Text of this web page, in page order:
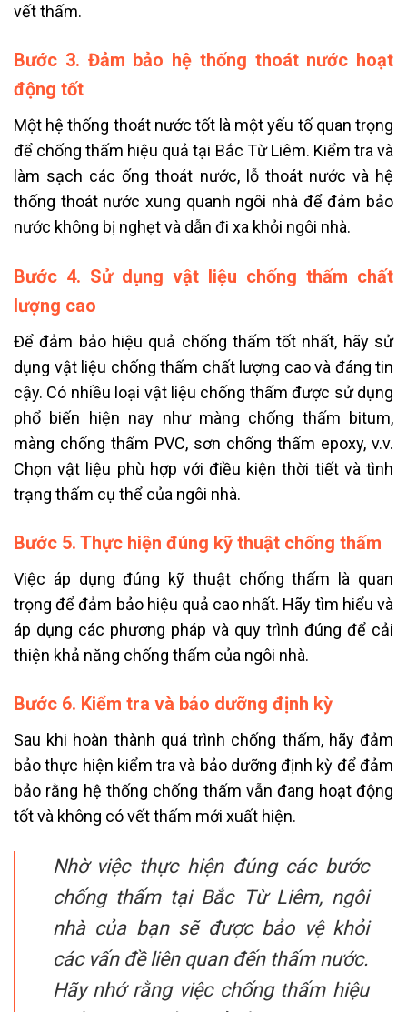
vết thấm.
Bước 3. Đảm bảo hệ thống thoát nước hoạt
động tốt
Một hệ thống thoát nước tốt là một yếu tố quan trọng
để chống thấm hiệu quả tại Bắc Từ Liêm. Kiểm tra và
làm sạch các ống thoát nước, lỗ thoát nước và hệ
thống thoát nước xung quanh ngôi nhà để đảm bảo
nước không bị nghẹt và dẫn đi xa khỏi ngôi nhà.
Bước 4. Sử dụng vật liệu chống thấm chất
lượng cao
Để đảm bảo hiệu quả chống thấm tốt nhất, hãy sử
dụng vật liệu chống thấm chất lượng cao và đáng tin
cậy. Có nhiều loại vật liệu chống thấm được sử dụng
phổ biến hiện nay như màng chống thấm bitum,
màng chống thấm PVC, sơn chống thấm epoxy, v.v.
Chọn vật liệu phù hợp với điều kiện thời tiết và tình
trạng thấm cụ thể của ngôi nhà.
Bước 5. Thực hiện đúng kỹ thuật chống thấm
Việc áp dụng đúng kỹ thuật chống thấm là quan
trọng để đảm bảo hiệu quả cao nhất. Hãy tìm hiểu và
áp dụng các phương pháp và quy trình đúng để cải
thiện khả năng chống thấm của ngôi nhà.
Bước 6. Kiểm tra và bảo dưỡng định kỳ
Sau khi hoàn thành quá trình chống thấm, hãy đảm
bảo thực hiện kiểm tra và bảo dưỡng định kỳ để đảm
bảo rằng hệ thống chống thấm vẫn đang hoạt động
tốt và không có vết thấm mới xuất hiện.
Nhờ việc thực hiện đúng các bước
chống thấm tại Bắc Từ Liêm, ngôi
nhà của bạn sẽ được bảo vệ khỏi
các vấn đề liên quan đến thấm nước.
Hãy nhớ rằng việc chống thấm hiệu